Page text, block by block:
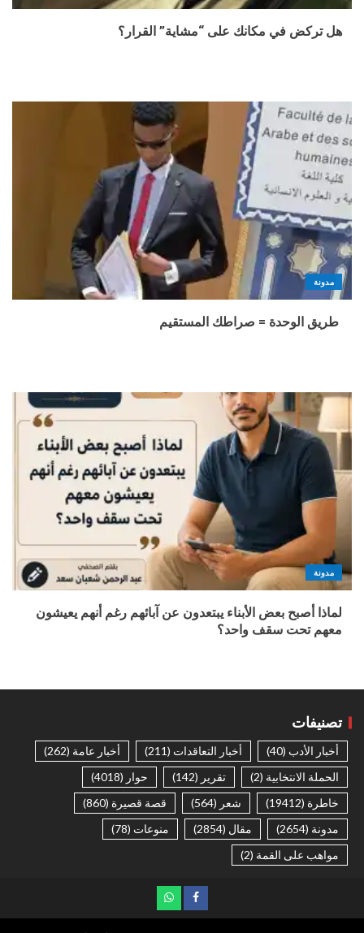
هل تركض في مكانك على “مشاية” القرار؟
مدونة
طريق الوحدة = صراطك المستقيم
مدونة
لماذا أصبح بعض الأبناء يبتعدون عن آبائهم رغم أنهم يعيشون
معهم تحت سقف واحد؟
تصنيفات
أخبار الأدب (40) أخبار التعاقدات (211) أخبار عامة (262)
الحملة الانتخابية (2) تقرير (142) حوار (4018)
خاطرة (19412) شعر (564) قصة قصيرة (860)
مدونة (2654) مقال (2854) منوعات (78)
مواهب على القمة (2)